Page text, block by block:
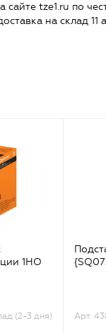
tze1.ru по
на склад 11
1НО
(2-3 дня) Арт.